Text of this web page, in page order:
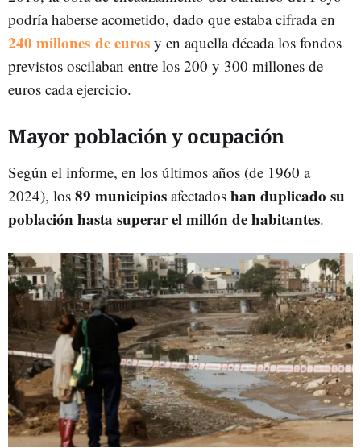
podría haberse acometido, dado que estaba cifrada en
240 millones de euros y en aquella década los fondos
previstos oscilaban entre los 200 y 300 millones de
euros cada ejercicio.
Mayor población y ocupación
Según el informe, en los últimos años (de 1960 a
2024), los 89 municipios afectados han duplicado su
poblaciónhasta superar el millón de habitantes.